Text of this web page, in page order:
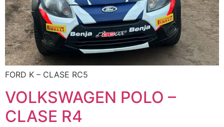
FORD K – CLASE RC5
VOLKSWAGEN POLO –
CLASE R4